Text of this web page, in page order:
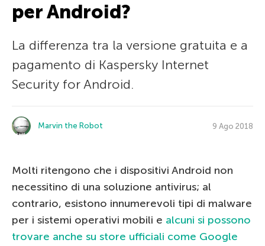
per Android?
La differenza tra la versione gratuita e a
pagamento di Kaspersky Internet
Security for Android.
Marvin the Robot 9 Ago 2018
Molti ritengono che i dispositivi Android non
necessitino di una soluzione antivirus; al
contrario, esistono innumerevoli tipi di malware
per i sistemi operativi mobili e alcuni si possono
trovare anche su store ufficiali come Google